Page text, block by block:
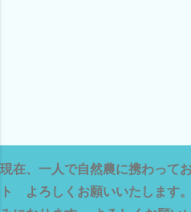
現在、一人で自然農に携わって
ト よろしくお願いいたします